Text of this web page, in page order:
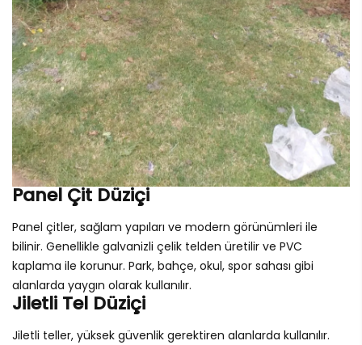
Panel Çit Düziçi
Panel çitler, sağlam yapıları ve modern görünümleri ile
bilinir. Genellikle galvanizli çelik telden üretilir ve PVC
kaplama ile korunur. Park, bahçe, okul, spor sahası gibi
alanlarda yaygın olarak kullanılır.
Jiletli Tel Düziçi
Jiletli teller, yüksek güvenlik gerektiren alanlarda kullanılır.